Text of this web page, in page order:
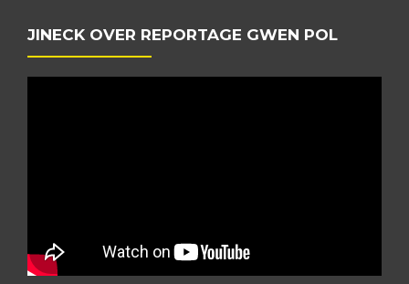
JINECK OVER REPORTAGE GWEN POL